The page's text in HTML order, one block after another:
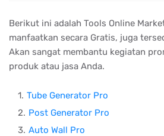
Berikut ini adalah Tools Online
manfaatkan secara Gratis, juga
Akan sangat membantu kegiatan
produk atau jasa Anda.
Tube Generator Pro
Post Generator Pro
Auto Wall Pro